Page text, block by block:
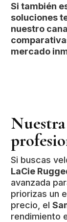
Si también
soluciones
nuestro
mercado
Si buscas
LaCie
avanzada
priorizas un
precio, el
rendimiento